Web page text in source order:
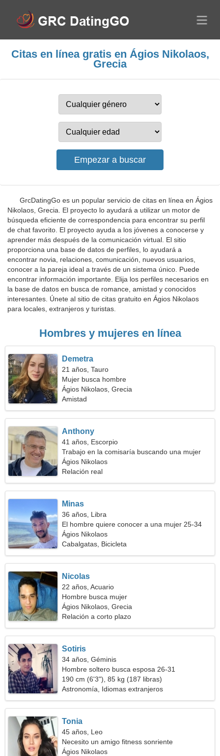
Citas en línea gratis en Ágios Nikolaos,
Grecia
GrcDatingGo es un popular servicio de citas en línea en Ágios
Nikolaos, Grecia. El proyecto lo ayudará a utilizar un motor de
búsqueda eficiente de correspondencia para encontrar su perfil
de chat favorito. El proyecto ayuda a los jóvenes a conocerse y
aprender más después de la comunicación virtual. El sitio
proporciona una base de datos de perfiles, lo ayudará a
encontrar novia, relaciones, comunicación, nuevos usuarios,
conocer a la pareja ideal a través de un sistema único. Puede
encontrar información importante. Elija los perfiles necesarios en
la base de datos en busca de romance, amistad y conocidos
interesantes. Únete al sitio de citas gratuito en Ágios Nikolaos
para locales, extranjeros y turistas.
Hombres y mujeres en línea
Demetra
21 años, Tauro
Mujer busca hombre
Ágios Nikolaos, Grecia
Amistad
Anthony
41 años, Escorpio
Trabajo en la comisaría buscando una mujer
maravillosa
Ágios Nikolaos
Relación real
Minas
36 años, Libra
El hombre quiere conocer a una mujer 25-34
Ágios Nikolaos
Cabalgatas, Bicicleta
Nicolas
22 años, Acuario
Hombre busca mujer
Ágios Nikolaos, Grecia
Relación a corto plazo
Sotiris
34 años, Géminis
Hombre soltero busca esposa 26-31
190 cm (6'3"), 85 kg (187 libras)
Astronomía, Idiomas extranjeros
Tonia
45 años, Leo
Necesito un amigo fitness sonriente
Ágios Nikolaos